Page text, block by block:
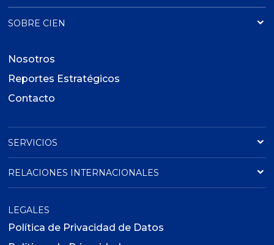
SOBRE CIEN
Nosotros
Reportes Estratégicos
Contacto
SERVICIOS
RELACIONES INTERNACIONALES
LEGALES
Política de Privacidad de Datos